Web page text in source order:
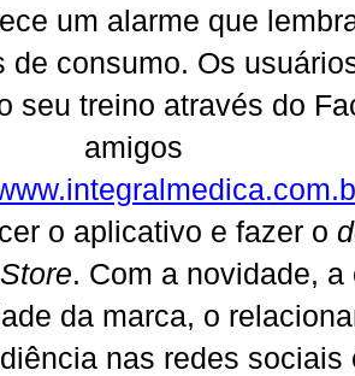
um alarme que
de consumo. Os
seu treino através do
amigos
o aplicativo e fazer o
. Com a novidade,
da marca, o
nas redes sociais